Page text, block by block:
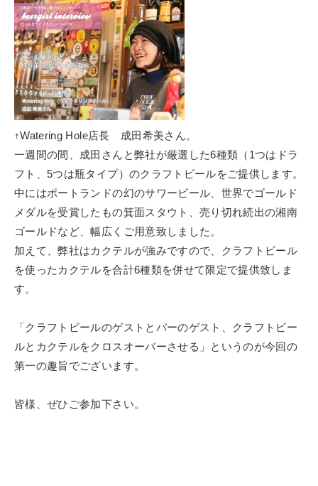
↑Watering Hole店長 成田希美さん。
一週間の間、成田さんと弊社が厳選した6種類（1つはドラ
フト、5つは瓶タイプ）のクラフトビールをご提供します。
中にはポートランドの幻のサワービール、世界でゴールド
メダルを受賞したもの箕面スタウト、売り切れ続出の湘南
ゴールドなど、幅広くご用意致しました。
加えて、弊社はカクテルが強みですので、クラフトビール
を使ったカクテルを合計6種類を併せて限定で提供致しま
す。
「クラフトビールのゲストとバーのゲスト、クラフトビー
ルとカクテルをクロスオーバーさせる」というのが今回の
第一の趣旨でございます。
皆様、ぜひご参加下さい。